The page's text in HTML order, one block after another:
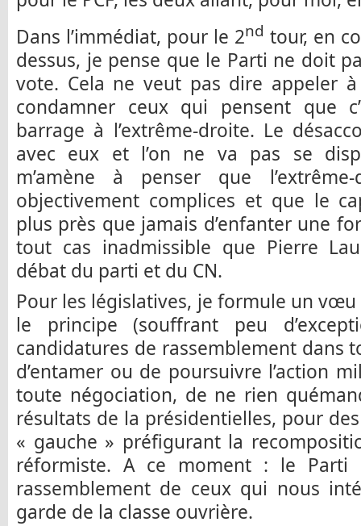
Dans l’immédiat, pour le 2nd tour, en
dessus, je pense que le Parti ne doit
vote. Cela ne veut pas dire appeler
condamner ceux qui pensent que
barrage à l’extrême-droite. Le
avec eux et l’on ne va pas se
m’amène à penser que
objectivement complices et que le
plus près que jamais d’enfanter une
tout cas inadmissible que Pierre
débat du parti et du CN.
Pour les législatives, je formule un vœu
le principe (souffrant peu
candidatures de rassemblement dans
d’entamer ou de poursuivre l’action
toute négociation, de ne rien
résultats de la présidentielles, pour
« gauche » préfigurant la
réformiste. A ce moment : le Parti
rassemblement de ceux qui nous
garde de la classe ouvrière.